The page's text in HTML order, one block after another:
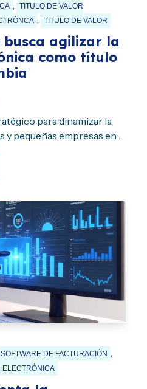
TITULO DE VALOR
TITULO DE VALOR
busca agilizar la
como título
para dinamizar la
y pequeñas empresas en...
SOFTWARE DE FACTURACIÓN ,
ELECTRÓNICA